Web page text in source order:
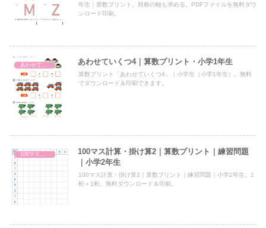
年生｜算数プリント。対称の軸も求める。PDFファイルを無料ダウ
ンロード印刷。
あわせていくつ4｜算数プリント・小学1年生
算数プリント「あわせていくつ4」｜小学生（小学1年生）。無料
でダウンロード＆印刷できます。
100マス計算・掛け算2｜算数プリント｜練習問題
｜小学2年生
100マス計算・掛け算2｜算数プリント｜練習問題｜小学2年生。1
桁＋1桁。無料ダウンロード＆印刷。